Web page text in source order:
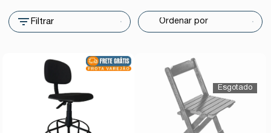
Filtrar